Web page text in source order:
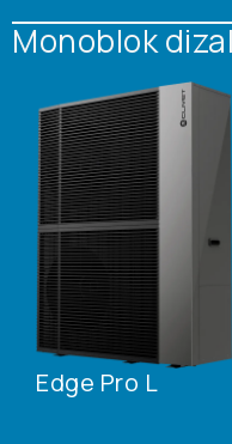
Monoblok
Edge Pro L